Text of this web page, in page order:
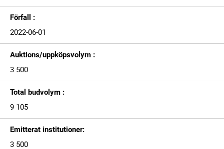
Förfall :
2022-06-01
Auktions/uppköpsvolym :
3 500
Total budvolym :
9 105
Emitterat institutioner:
3 500